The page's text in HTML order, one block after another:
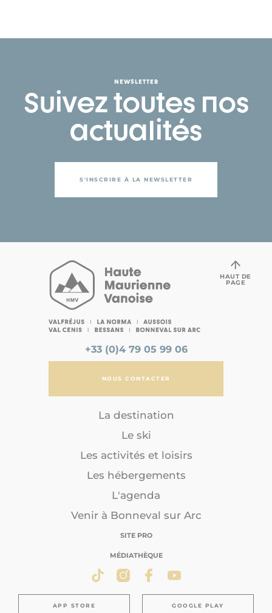
NEWSLETTER
Suivez toutes nos
actualités
S'INSCRIRE À LA NEWSLETTER
+33 (0)4 79 05 99 06
NOUS CONTACTER
La destination
Le ski
Les activités et loisirs
Les hébergements
L'agenda
Venir à Bonneval sur Arc
SITE PRO
MÉDIATHÈQUE
APP STORE GOOGLE PLAY
HAUT DE
PAGE